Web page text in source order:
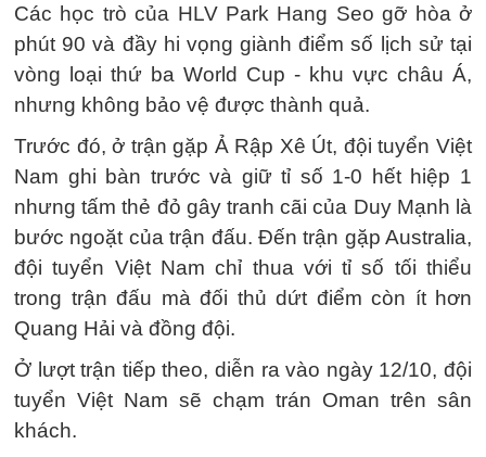
Các học trò của HLV Park Hang Seo gỡ hòa ở
phút 90 và đầy hi vọng giành điểm số lịch sử tại
vòng loại thứ ba World Cup - khu vực châu Á,
nhưng không bảo vệ được thành quả.
Trước đó, ở trận gặp Ả Rập Xê Út, đội tuyển Việt
Nam ghi bàn trước và giữ tỉ số 1-0 hết hiệp 1
nhưng tấm thẻ đỏ gây tranh cãi của Duy Mạnh là
bước ngoặt của trận đấu. Đến trận gặp Australia,
đội tuyển Việt Nam chỉ thua với tỉ số tối thiểu
trong trận đấu mà đối thủ dứt điểm còn ít hơn
Quang Hải và đồng đội.
Ở lượt trận tiếp theo, diễn ra vào ngày 12/10, đội
tuyển Việt Nam sẽ chạm trán Oman trên sân
khách.